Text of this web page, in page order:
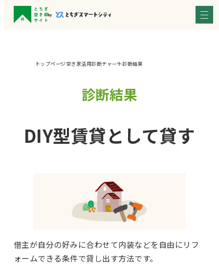
トップページ空き家活用診断チャート診断結果
診断結果
DIY型賃貸として貸す
借主が自分の好みに合わせて内装などを自由にリフ
ォームできる条件で貸し出す方法です。